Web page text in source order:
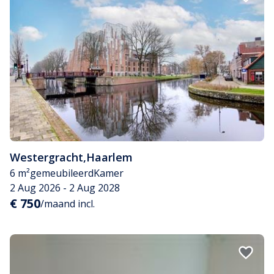
Westergracht,Haarlem
6 m²gemeubileerdKamer
2 Aug 2026 - 2 Aug 2028
€ 750/maand incl.